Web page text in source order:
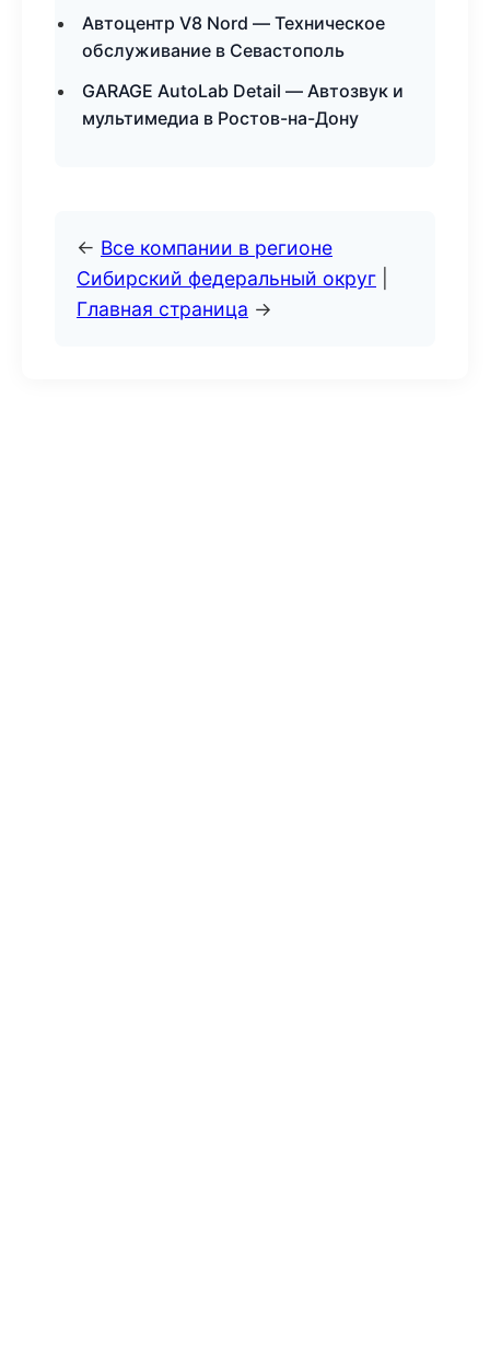
Автоцентр V8 Nord — Техническое
обслуживание в Севастополь
GARAGE AutoLab Detail — Автозвук и
мультимедиа в Ростов-на-Дону
← Все компании в регионе
Сибирский федеральный округ
Главная страница →